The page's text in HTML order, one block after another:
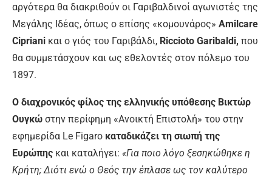
αργότερα θα διακριθούν οι Γαριβαλδινοί αγωνιστές της
Μεγάλης Ιδέας, όπως ο επίσης «κομουνάρος» Amilcare
Cipriani και ο γιός του Γαριβάλδι, Riccioto Garibaldi, που
θα συμμετάσχουν και ως εθελοντές στον πόλεμο του
1897.
Ο διαχρονικός φίλος της ελληνικής υπόθεσης Βικτώρ
Ουγκώ στην περίφημη «Ανοικτή Επιστολή» του στην
εφημερίδα Le Figaro καταδικάζει τη σιωπή της
Ευρώπης και καταλήγει: «Για ποιο λόγο ξεσηκώθηκε η
Κρήτη; Διότι ενώ ο Θεός την έπλασε ως τον καλύτερο